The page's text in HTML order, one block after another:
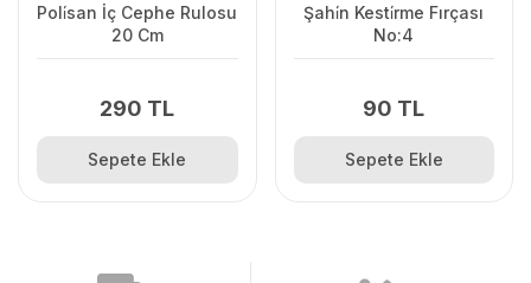
Poli̇san İç Cephe Rulosu
20 Cm
290 TL
Sepete Ekle
Şahi̇n Kesti̇rme Fırçası
No:4
90 TL
Sepete Ekle